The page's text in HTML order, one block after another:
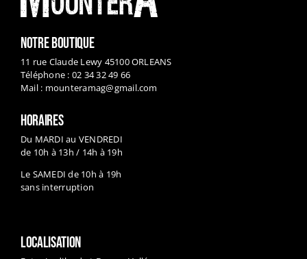
NOTRE BOUTIQUE
11 rue Claude Lewy 45100 ORLEANS
Téléphone : 02 34 32 49 66
Mail : mounteramag@gmail.com
HORAIRES
Du MARDI au VENDREDI
de 10h à 13h / 14h à 19h
Le SAMEDI de 10h à 19h
sans interruption
LOCALISATION